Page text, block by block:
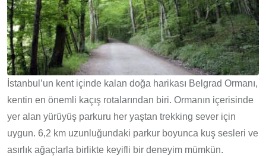
İstanbul’un kent içinde kalan doğa harikası Belgrad Ormanı,
kentin en önemli kaçış rotalarından biri. Ormanın içerisinde
yer alan yürüyüş parkuru her yaştan trekking sever için
uygun. 6,2 km uzunluğundaki parkur boyunca kuş sesleri ve
asırlık ağaçlarla birlikte keyifli bir deneyim mümkün.